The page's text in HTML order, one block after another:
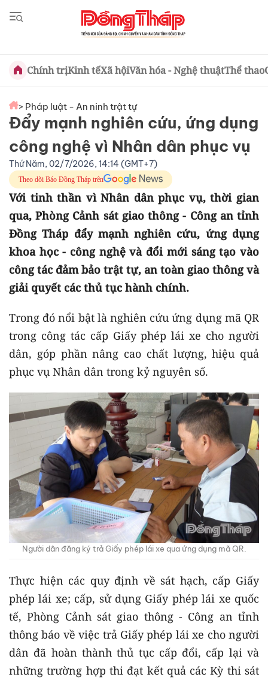
Chính trịKinh tếXã hộiVăn hóa - Nghệ thuậtThể thao
> Pháp luật - An ninh trật tự
Đẩy mạnh nghiên cứu, ứng dụng
công nghệ vì Nhân dân phục vụ
Thứ Năm, 02/7/2026, 14:14 (GMT+7)
Theo dõi Báo Đồng Tháp trên
Với tinh thần vì Nhân dân phục vụ, thời gian
qua, Phòng Cảnh sát giao thông - Công an tỉnh
Đồng Tháp đẩy mạnh nghiên cứu, ứng dụng
khoa học - công nghệ và đổi mới sáng tạo vào
công tác đảm bảo trật tự, an toàn giao thông và
giải quyết các thủ tục hành chính.
Trong đó nổi bật là nghiên cứu ứng dụng mã QR
trong công tác cấp Giấy phép lái xe cho người
dân, góp phần nâng cao chất lượng, hiệu quả
phục vụ Nhân dân trong kỷ nguyên số.
Người dân đăng ký trả Giấy phép lái xe qua ứng dụng mã QR.
Thực hiện các quy định về sát hạch, cấp Giấy
phép lái xe; cấp, sử dụng Giấy phép lái xe quốc
tế, Phòng Cảnh sát giao thông - Công an tỉnh
thông báo về việc trả Giấy phép lái xe cho người
dân đã hoàn thành thủ tục cấp đổi, cấp lại và
những trường hợp thi đạt kết quả các Kỳ thi sát